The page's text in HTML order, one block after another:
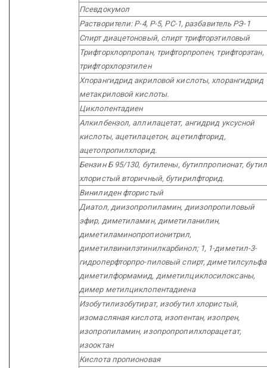
Псевдокумол
Растворители: Р-4, Р-5, РС-1, разбавитель РЭ-1
Спирт диацетоновый, спирт трифторэтиловый
Трифторхлорпропан, трифторпропен, трифторэтан,
трифторхлорэтилен
Хпорангидрид акриловой кислоты, хлорангидрид
метакриловой кислоты.
Циклопентадиен
Алкилбензол, аллилацетат, ангидрид уксусной
кислоты, ацетилацетон, ацетилфторид,
ацетопропилхлорид.
Бензин Б 95/130, бутилены, бутиппропионат, бутил
хлористый вторичный, бутирилфторид.
Винилиден фтористый
Диатол, диизопропиламин, диизопропиловый
эфир, диметиламин, диметиланилин,
диметиламинопропионитрил,
диметилвинилэтинилкарбинол; 1, 1-диметил-3-
гидроперфторпро-пиловый спирт,
диметилформамид, диметилциклосилоксаны,
димер метилциклопентадиена
Изобутилизобутират, изобутил хлористый,
изомасляная кислота, изопентан, изопрен,
изопропиламин, изопропропилхлорацетат,
изооктан
Кислота пропионовая